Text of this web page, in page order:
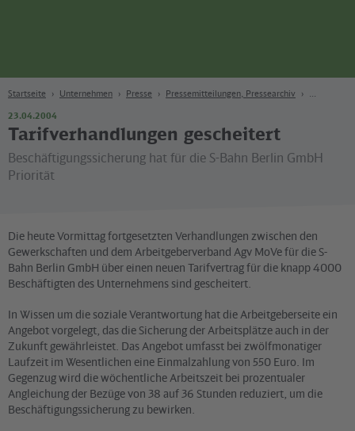
Startseite Unternehmen Presse Pressemitteilungen, Pressearchiv
23.04.2004
Tarifverhandlungen gescheitert
Beschäftigungssicherung hat für die S-Bahn Berlin GmbH
Priorität
Die heute Vormittag fortgesetzten Verhandlungen zwischen den
Gewerkschaften und dem Arbeitgeberverband Agv MoVe für die S-
Bahn Berlin GmbH über einen neuen Tarifvertrag für die knapp 4000
Beschäftigten des Unternehmens sind gescheitert.
In Wissen um die soziale Verantwortung hat die Arbeitgeberseite ein
Angebot vorgelegt, das die Sicherung der Arbeitsplätze auch in der
Zukunft gewährleistet. Das Angebot umfasst bei zwölfmonatiger
Laufzeit im Wesentlichen eine Einmalzahlung von 550 Euro. Im
Gegenzug wird die wöchentliche Arbeitszeit bei prozentualer
Angleichung der Bezüge von 38 auf 36 Stunden reduziert, um die
Beschäftigungssicherung zu bewirken.